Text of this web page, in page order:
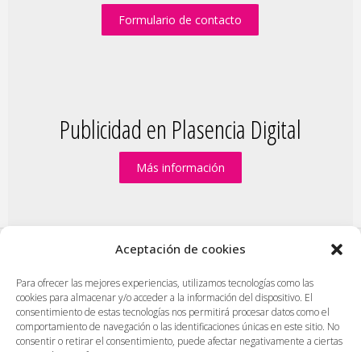
Aceptación de cookies
Para ofrecer las mejores experiencias, utilizamos tecnologías como las
cookies para almacenar y/o acceder a la información del dispositivo. El
consentimiento de estas tecnologías nos permitirá procesar datos como el
comportamiento de navegación o las identificaciones únicas en este sitio. No
consentir o retirar el consentimiento, puede afectar negativamente a ciertas
Formulario de contacto
Publicidad en Plasencia Digital
Más información
PlasenciaDigital.com | Formulario de contacto
Publicidad en Plasencia Digital
|
Política de cookies (UE)
| Protección de datos
|
Aviso legal
| Diseño web en Plasencia